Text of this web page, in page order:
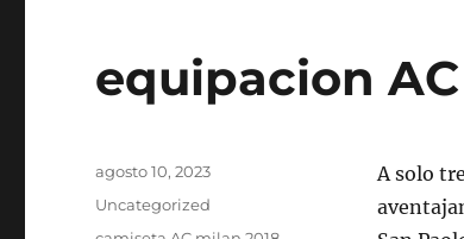
equipacion
A solo
Publicado
agosto 10, 2023
Categorías
Uncategorized